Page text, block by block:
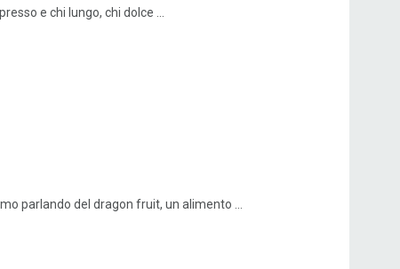
e chi lungo, chi dolce ...
parlando del dragon fruit, un alimento ...